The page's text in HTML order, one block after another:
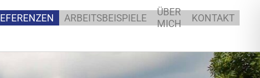
ARBEITSBEISPIELE
ÜBER
MICH
KONTAKT